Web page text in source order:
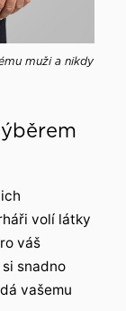
muži a nikdy
volí látky
váš
snadno
vašemu